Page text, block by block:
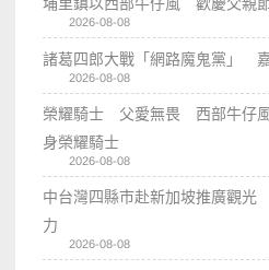
2026-08-08
諸葛四郎大戰「網路魔鬼黨」
2026-08-08
榮耀騎士 父愛無畏 西部牛仔
身榮耀騎士
2026-08-08
中台灣四縣市赴新加坡推廣觀
力
2026-08-08